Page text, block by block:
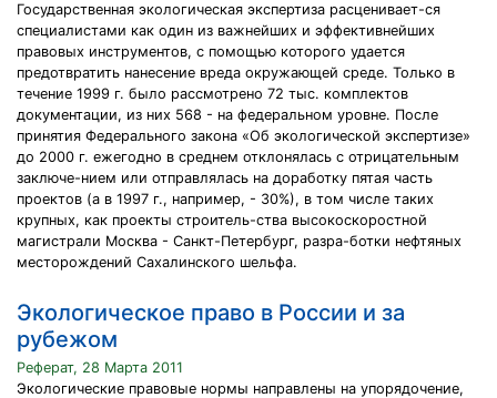
Государственная экологическая экспертиза расценивает-ся
специалистами как один из важнейших и эффективнейших
правовых инструментов, с помощью которого удается
предотвратить нанесение вреда окружающей среде. Только в
течение 1999 г. было рассмотрено 72 тыс. комплектов
документации, из них 568 - на федеральном уровне. После
принятия Федерального закона «Об экологической экспертизе»
до 2000 г. ежегодно в среднем отклонялась с отрицательным
заключе-нием или отправлялась на доработку пятая часть
проектов (а в 1997 г., например, - 30%), в том числе таких
крупных, как проекты строитель-ства высокоскоростной
магистрали Москва - Санкт-Петербург, разра-ботки нефтяных
месторождений Сахалинского шельфа.
Экологическое право в России и за
рубежом
Реферат, 28 Марта 2011
Экологические правовые нормы направлены на упорядочение,